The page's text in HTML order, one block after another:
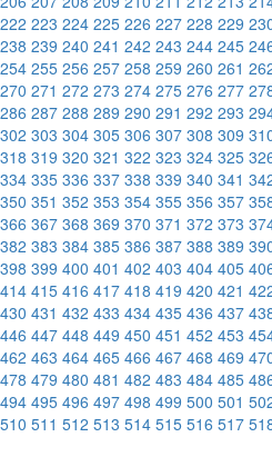
222 223 224 225 226 227 228 229
238 239 240 241 242 243 244 245
254 255 256 257 258 259 260 261
270 271 272 273 274 275 276 277
286 287 288 289 290 291 292 293
302 303 304 305 306 307 308 309
318 319 320 321 322 323 324 325
334 335 336 337 338 339 340 341
350 351 352 353 354 355 356 357
366 367 368 369 370 371 372 373
382 383 384 385 386 387 388 389
398 399 400 401 402 403 404 405
414 415 416 417 418 419 420 421
430 431 432 433 434 435 436 437
446 447 448 449 450 451 452 453
462 463 464 465 466 467 468 469
478 479 480 481 482 483 484 485
494 495 496 497 498 499 500 501
510 511 512 513 514 515 516 517